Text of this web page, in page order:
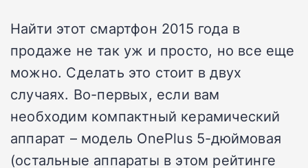
Найти этот смартфон 2015 года в
продаже не так уж и просто, но все еще
можно. Сделать это стоит в двух
случаях. Во-первых, если вам
необходим компактный керамический
аппарат – модель OnePlus 5-дюймовая
(остальные аппараты в этом рейтинге